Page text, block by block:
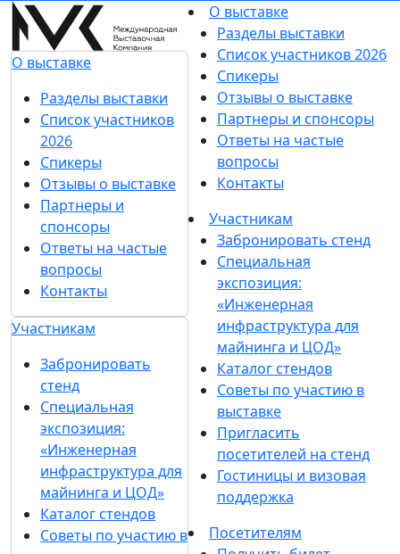
О выставке
Разделы выставки
Список участников
2026
Спикеры
Отзывы о выставке
Партнеры и
спонсоры
Ответы на частые
вопросы
Контакты
Участникам
Забронировать
стенд
Специальная
экспозиция:
«Инженерная
инфраструктура для
майнинга и ЦОД»
Каталог стендов
Советы по участию в
О выставке
Разделы выставки
Список участников 2026
Спикеры
Отзывы о выставке
Партнеры и спонсоры
Ответы на частые
вопросы
Контакты
Участникам
Забронировать стенд
Специальная
экспозиция:
«Инженерная
инфраструктура для
майнинга и ЦОД»
Каталог стендов
Советы по участию в
выставке
Пригласить
посетителей на стенд
Гостиницы и визовая
поддержка
Посетителям